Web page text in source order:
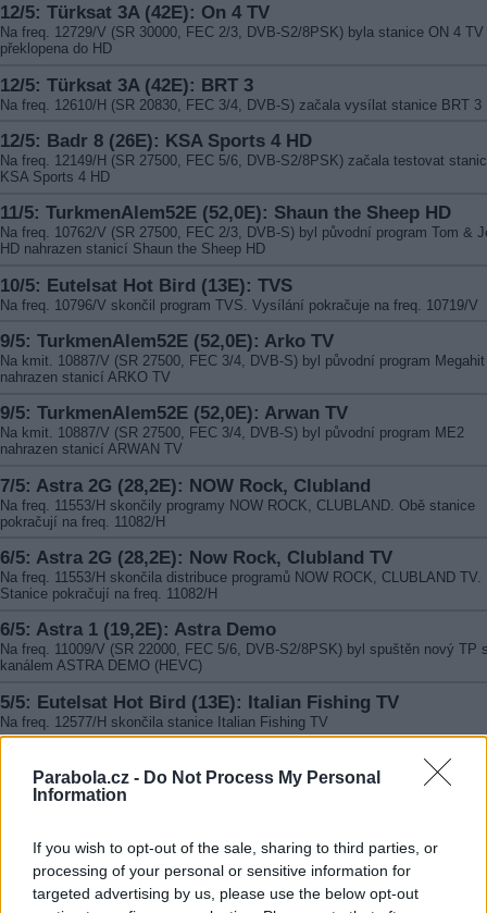
Parabola.cz - Do Not Process My Personal
Information
If you wish to opt-out of the sale, sharing to third parties, or
processing of your personal or sensitive information for
targeted advertising by us, please use the below opt-out
12/5: Türksat 3A (42E): On 4 TV
Na freq. 12729/V (SR 30000, FEC 2/3, DVB-S2/8PSK) byla stanice ON 4 TV
překlopena do HD
12/5: Türksat 3A (42E): BRT 3
Na freq. 12610/H (SR 20830, FEC 3/4, DVB-S) začala vysílat stanice BRT 3
12/5: Badr 8 (26E): KSA Sports 4 HD
Na freq. 12149/H (SR 27500, FEC 5/6, DVB-S2/8PSK) začala testovat
KSA Sports 4 HD
11/5: TurkmenAlem52E (52,0E): Shaun the Sheep HD
Na freq. 10762/V (SR 27500, FEC 2/3, DVB-S) byl původní program Tom &
HD nahrazen stanicí Shaun the Sheep HD
10/5: Eutelsat Hot Bird (13E): TVS
Na freq. 10796/V skončil program TVS. Vysílání pokračuje na freq. 10719/V
9/5: TurkmenAlem52E (52,0E): Arko TV
Na kmit. 10887/V (SR 27500, FEC 3/4, DVB-S) byl původní program Megahit
nahrazen stanicí ARKO TV
9/5: TurkmenAlem52E (52,0E): Arwan TV
Na kmit. 10887/V (SR 27500, FEC 3/4, DVB-S) byl původní program ME2
nahrazen stanicí ARWAN TV
7/5: Astra 2G (28,2E): NOW Rock, Clubland
Na freq. 11553/H skončily programy NOW ROCK, CLUBLAND. Obě stanice
pokračují na freq. 11082/H
6/5: Astra 2G (28,2E): Now Rock, Clubland TV
Na freq. 11553/H skončila distribuce programů NOW ROCK, CLUBLAND TV.
Stanice pokračují na freq. 11082/H
6/5: Astra 1 (19,2E): Astra Demo
Na freq. 11009/V (SR 22000, FEC 5/6, DVB-S2/8PSK) byl spuštěn nový TP
kanálem ASTRA DEMO (HEVC)
5/5: Eutelsat Hot Bird (13E): Italian Fishing TV
Na freq. 12577/H skončila stanice Italian Fishing TV
Na freq. 11512/H skončila stanice AURORA TV
spuštěna stanice WORLD FISHION NETWORK HD
2/5: Astra 4A (4,8E): Channel 5 HD
Na freq. 11747/V skončila stanice CHANNEL 5 HD Ukraine